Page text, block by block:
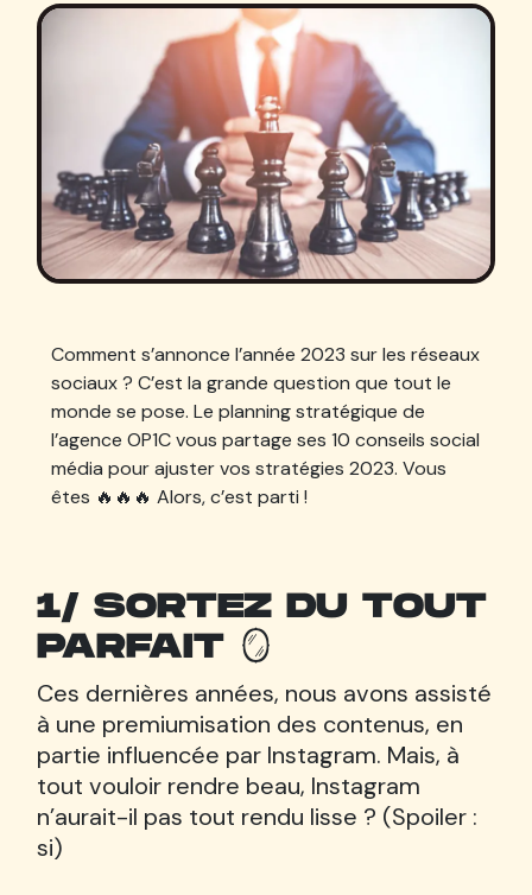
Comment s’annonce l’année 2023 sur les réseaux
sociaux ? C’est la grande question que tout le
monde se pose. Le planning stratégique de
l’agence OP1C vous partage ses 10 conseils social
média pour ajuster vos stratégies 2023. Vous
êtes 🔥🔥🔥 Alors, c’est parti !
1/ SORTEZ DU TOUT
PARFAIT 🪞
Ces dernières années, nous avons assisté
à une premiumisation des contenus, en
partie influencée par Instagram. Mais, à
tout vouloir rendre beau, Instagram
n’aurait-il pas tout rendu lisse ? (Spoiler :
si)